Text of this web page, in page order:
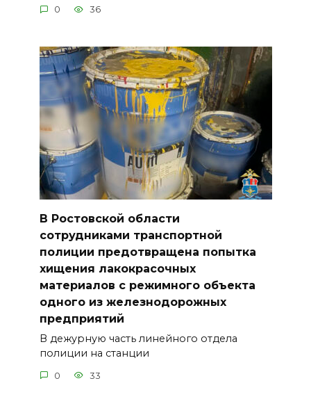
0 36
В Ростовской области
сотрудниками транспортной
полиции предотвращена попытка
хищения лакокрасочных
материалов с режимного объекта
одного из железнодорожных
предприятий
В дежурную часть линейного отдела
полиции на станции
0 33